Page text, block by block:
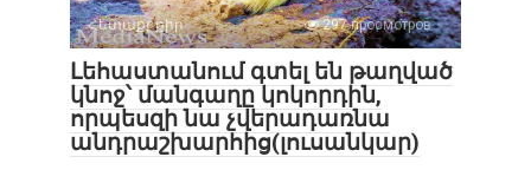
Հետաքրքիր 297 просмотров
Լեհաստանում գտել են թաղված
կնոջ՝ մանգաղը կոկորդին,
որպեսզի նա չվերադառնա
անդրաշխարհից(լուսանկար)